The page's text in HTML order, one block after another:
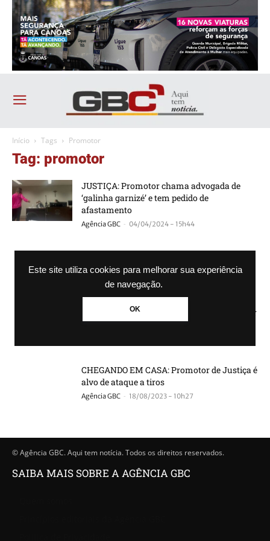
Este site utiliza cookies para melhorar sua experiência
de navegação.
OK
Início Tags Promotor
Tag: promotor
JUSTIÇA: Promotor chama advogada de
‘galinha garnizé’ e tem pedido de
afastamento
Agência GBC - 04/04/2024 - 15h44
compara advogada com cadela
Agência GBC - 15/09/2023 - 10h40
Advogada é presa acusada de mandar matar
promotor de Justiça
CHEGANDO EM CASA: Promotor de Justiça é
alvo de ataque a tiros
Agência GBC - 18/08/2023 - 10h27
© Agência GBC. Aqui tem notícia. Todos os direitos reservados.
SAIBA MAIS SOBRE A AGÊNCIA GBC